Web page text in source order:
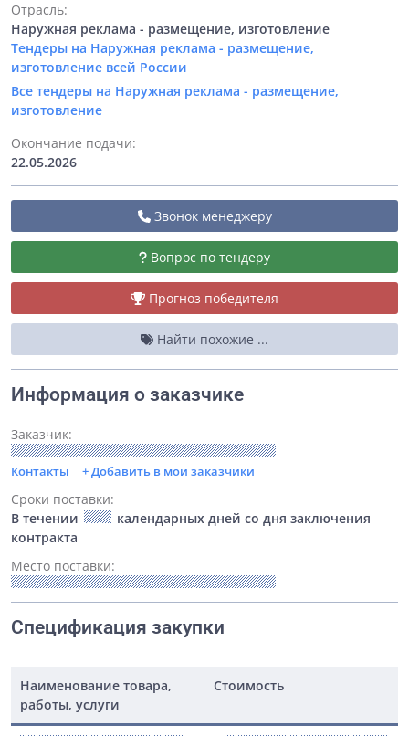
Отрасль:
Наружная реклама - размещение, изготовление
Тендеры на Наружная реклама - размещение,
изготовление всей России
Все тендеры на Наружная реклама - размещение,
изготовление
Окончание подачи:
22.05.2026
Звонок менеджеру
Вопрос по тендеру
Прогноз победителя
Найти похожие ...
Информация о заказчике
Заказчик:
Контакты + Добавить в мои заказчики
Сроки поставки:
В течении
календарных дней со дня заключения
контракта
Место поставки:
Спецификация закупки
Наименование товара,
работы, услуги
Стоимость